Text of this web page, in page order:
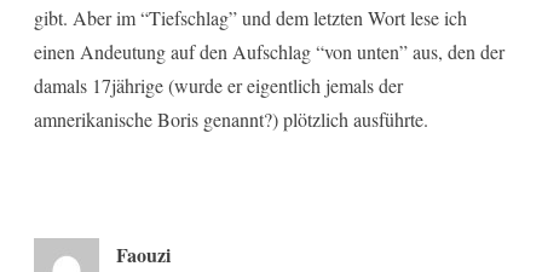
gibt. Aber im “Tiefschlag” und dem letzten Wort lese ich
einen Andeutung auf den Aufschlag “von unten” aus, den der
damals 17jährige (wurde er eigentlich jemals der
amnerikanische Boris genannt?) plötzlich ausführte.
Faouzi